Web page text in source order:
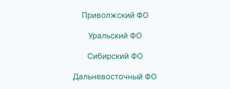
Приволжский ФО
Уральский ФО
Сибирский ФО
Дальневосточный ФО